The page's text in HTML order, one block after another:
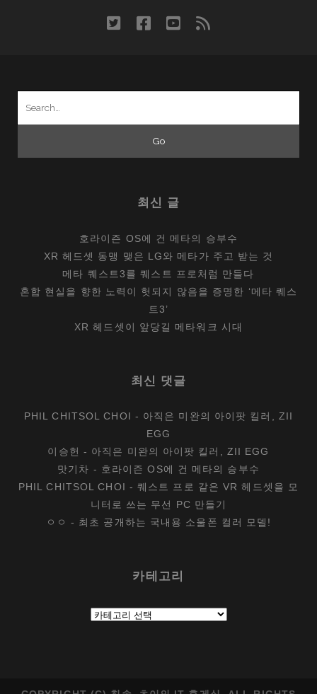
twitterfacebook
youtube
rss
최신 글
호라이즌 OS에 건 메타의 승부수
XR 헤드셋 동맹 맺은 LG와 메타가 주고 받는 것
메타 퀘스트3를 퀘스트 프로처럼 만들다
혼합 현실을 향한 노력이 헛되지 않음을 증명한 ‘메타 퀘스
트3’
XR 헤드셋이 앞당길 메타워크 시대
최신 댓글
PHIL CHITSOL CHOI - 아직은 미완의 아이팟 킬러, ZII
EGG
이승헌 - 아직은 미완의 아이팟 킬러, ZII EGG
맛기차 - 호라이즌 OS에 건 메타의 승부수
PHIL CHITSOL CHOI -퀘스트 프로 같은 VR 헤드셋을 모
니터로 쓰는 무선 PC 만들기
ㅇㅇ - 최초 공개하는 국내용 소울폰 컬러 모델!
카테고리
테